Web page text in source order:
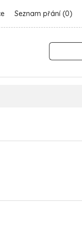
Seznam přání (0)